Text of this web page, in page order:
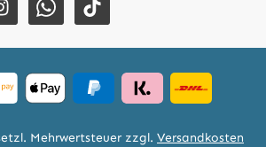
Mehrwertsteuer zzgl. Versandkosten